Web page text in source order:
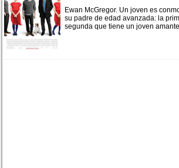
Ewan McGregor. Un joven es
su padre de edad avanzada: la
segunda que tiene un joven amante.